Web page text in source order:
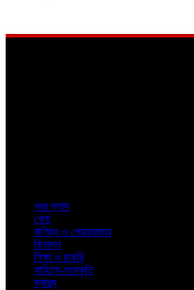
খবর প্লাস
খেলা
বাণিজ্য ও শেয়ারবাজার
বিনোদন
শিক্ষা ও চাকরি
সাহিত্য-সংস্কৃতি
স্বাস্থ্য